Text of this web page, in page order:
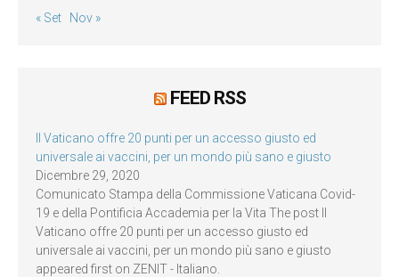
« Set Nov »
FEED RSS
Il Vaticano offre 20 punti per un accesso giusto ed
universale ai vaccini, per un mondo più sano e giusto
Dicembre 29, 2020
Comunicato Stampa della Commissione Vaticana Covid-
19 e della Pontificia Accademia per la Vita The post Il
Vaticano offre 20 punti per un accesso giusto ed
universale ai vaccini, per un mondo più sano e giusto
appeared first on ZENIT - Italiano.